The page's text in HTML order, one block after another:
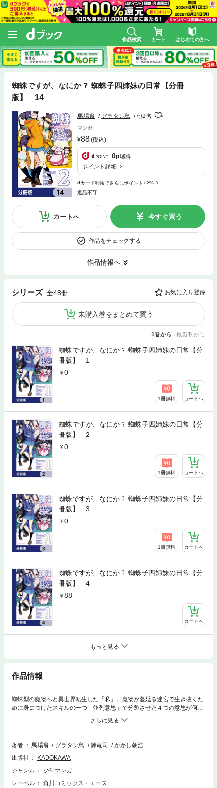
作品検索 カート はじめての方へ
蜘蛛ですが、なにか？ 蜘蛛子四姉妹の日常【分冊
版】 14
馬場翁 グラタン鳥 他2名
マンガ
88(税込)
0pt獲得
ポイント詳細
dカード利用でさらにポイント+2%
返品不可
カートへ 今すぐ買う
作品をチェックする
作品情報へ
シリーズ 全48冊 お気に入り登録
未購入巻をまとめて買う
1巻から | 最新刊から
蜘蛛ですが、なにか？ 蜘蛛子四姉妹の日常【分
冊版】 1
0
1冊無料 カートへ
蜘蛛ですが、なにか？ 蜘蛛子四姉妹の日常【分
冊版】 2
0
1冊無料 カートへ
蜘蛛ですが、なにか？ 蜘蛛子四姉妹の日常【分
冊版】 3
0
1冊無料 カートへ
蜘蛛ですが、なにか？ 蜘蛛子四姉妹の日常【分
冊版】 4
88
カートへ
もっと見る
作品情報
蜘蛛型の魔物へと異世界転生した「私」。魔物が蔓延る迷宮で生き抜くた
めに身につけたスキルの一つ「並列意思」で分裂させた４つの意思が何故
か実体化して…？ 「蜘蛛ですが、なにか？」公式ギャグスピンオフ！ 分
冊版第14弾。※本作品は単行本を分割したもので、本編内容は同一のもの
となります。重複購入にご注意ください。
著者
馬場翁 グラタン鳥 輝竜司
かかし朝浩
出版社
KADOKAWA
ジャンル
少年マンガ
レーベル
角川コミックス・エース